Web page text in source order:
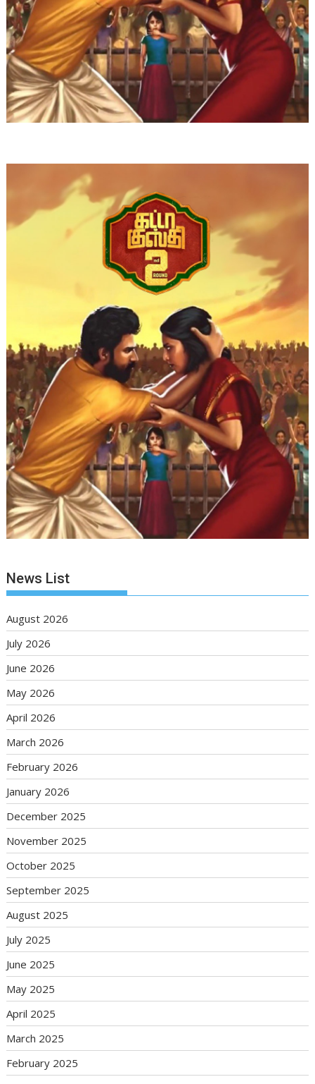
News List
August 2026
July 2026
June 2026
May 2026
April 2026
March 2026
February 2026
January 2026
December 2025
November 2025
October 2025
September 2025
August 2025
July 2025
June 2025
May 2025
April 2025
March 2025
February 2025